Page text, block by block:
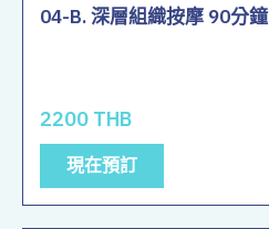
04-B. 深層組織按摩 90分鐘
2200 THB
現在預訂